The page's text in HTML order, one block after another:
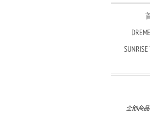
全部商品